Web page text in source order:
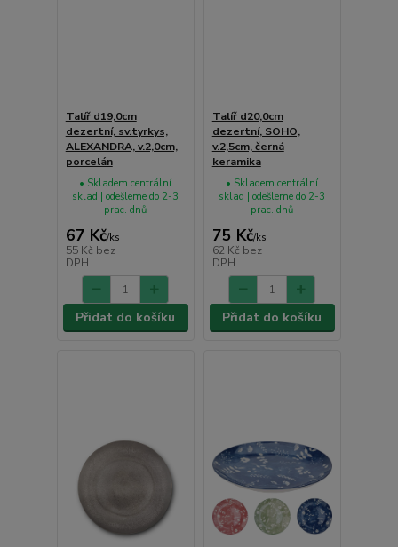
Talíř d19,0cm
dezertní, sv.tyrkys,
ALEXANDRA, v.2,0cm,
porcelán
67 Kč/ks
55 Kč bez
DPH
• Skladem centrální
sklad | odešleme do 2-3
prac. dnů
Přidat do košíku
Talíř d20,0cm
dezertní, SOHO,
v.2,5cm, černá
keramika
75 Kč/ks
62 Kč bez
DPH
• Skladem centrální
sklad | odešleme do 2-3
prac. dnů
Přidat do košíku